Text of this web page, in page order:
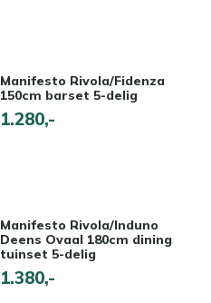
Manifesto Rivola/Fidenza
150cm barset 5-delig
1.280,-
Manifesto Rivola/Induno
Deens Ovaal 180cm dining
tuinset 5-delig
1.380,-